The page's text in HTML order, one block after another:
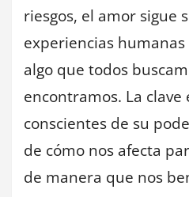
riesgos, el amor sigue
experiencias
algo que todos
encontramos. La clave
conscientes de su
de cómo nos afecta
de manera que nos